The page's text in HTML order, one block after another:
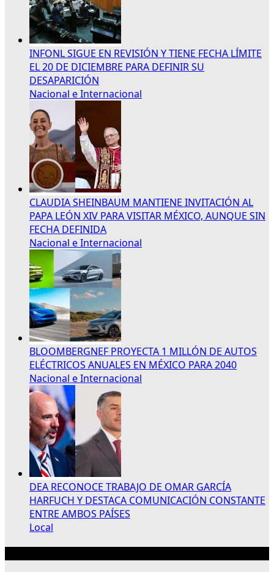
INFONL SIGUE EN REVISIÓN Y TIENE FECHA LÍMITE
EL 20 DE DICIEMBRE PARA DEFINIR SU
DESAPARICIÓN
Nacional e Internacional
CLAUDIA SHEINBAUM MANTIENE INVITACIÓN AL
PAPA LEÓN XIV PARA VISITAR MÉXICO, AUNQUE SIN
FECHA DEFINIDA
Nacional e Internacional
BLOOMBERGNEF PROYECTA 1 MILLÓN DE AUTOS
ELÉCTRICOS ANUALES EN MÉXICO PARA 2040
Nacional e Internacional
DEA RECONOCE TRABAJO DE OMAR GARCÍA
HARFUCH Y DESTACA COMUNICACIÓN CONSTANTE
ENTRE AMBOS PAÍSES
Local